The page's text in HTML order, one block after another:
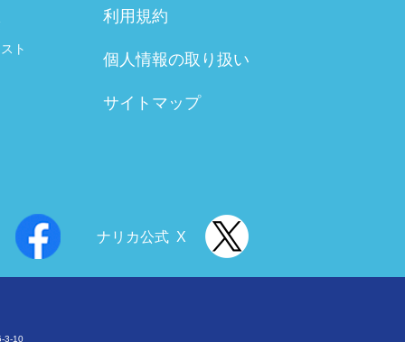
ト
利用規約
個人情報の取り扱い
サイトマップ
ナリカ公式 X
3-10